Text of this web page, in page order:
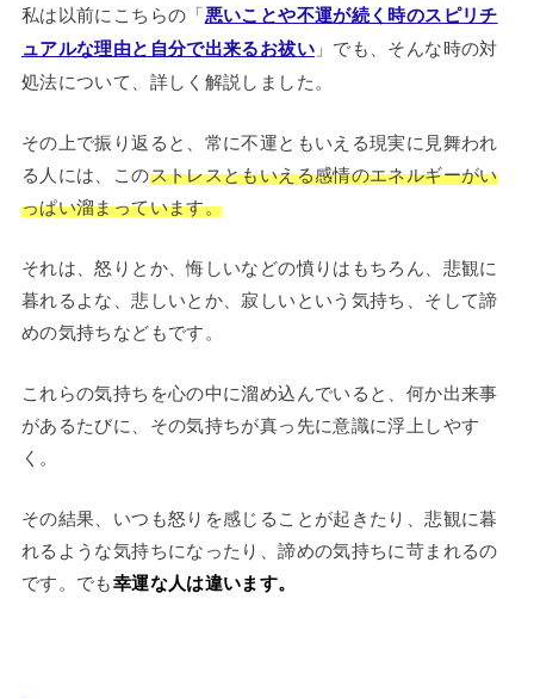
私は以前にこちらの「悪いことや不運が続く時のスピリチ
ュアルな理由と自分で出来るお祓い」でも、そんな時の対
処法について、詳しく解説しました。
その上で振り返ると、常に不運ともいえる現実に見舞われ
る人には、このストレスともいえる感情のエネルギーがい
っぱい溜まっています。
それは、怒りとか、悔しいなどの憤りはもちろん、悲観に
暮れるよな、悲しいとか、寂しいという気持ち、そして諦
めの気持ちなどもです。
これらの気持ちを心の中に溜め込んでいると、何か出来事
があるたびに、その気持ちが真っ先に意識に浮上しやす
く。
その結果、いつも怒りを感じることが起きたり、悲観に暮
れるような気持ちになったり、諦めの気持ちに苛まれるの
です。でも幸運な人は違います。